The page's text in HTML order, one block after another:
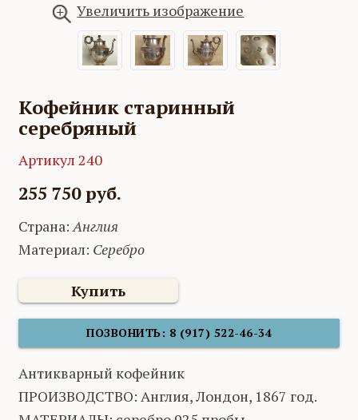
Увеличить изображение
Кофейник старинный
серебряный
Артикул 240
255 750 руб.
Страна:Англия
Материал: Серебро
Купить
ПОЗВОНИТЬ: 8 (917) 522-46-34
Антикварный кофейник
ПРОИЗВОДСТВО: Англия, Лондон, 1867 год.